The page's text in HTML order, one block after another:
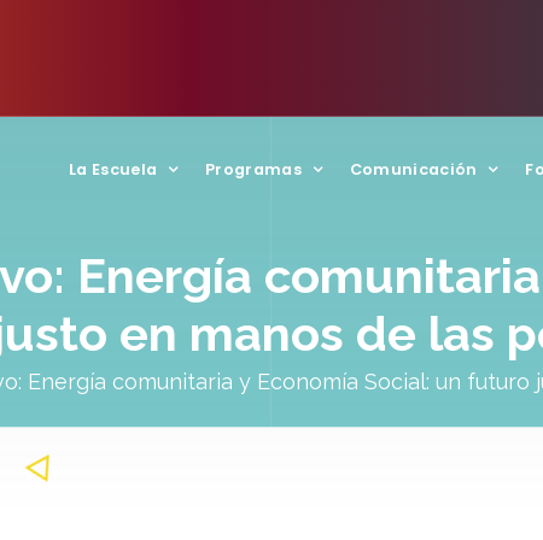
La Escuela Programas Comunicación
Energía
en manos de las
Energía comunitaria y Economía Social: un futuro